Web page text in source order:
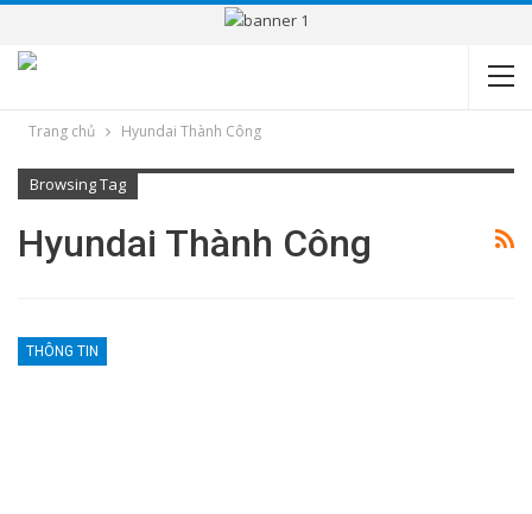
Trang chủ Hyundai Thành Công
Browsing Tag
Hyundai Thành Công
THÔNG TIN